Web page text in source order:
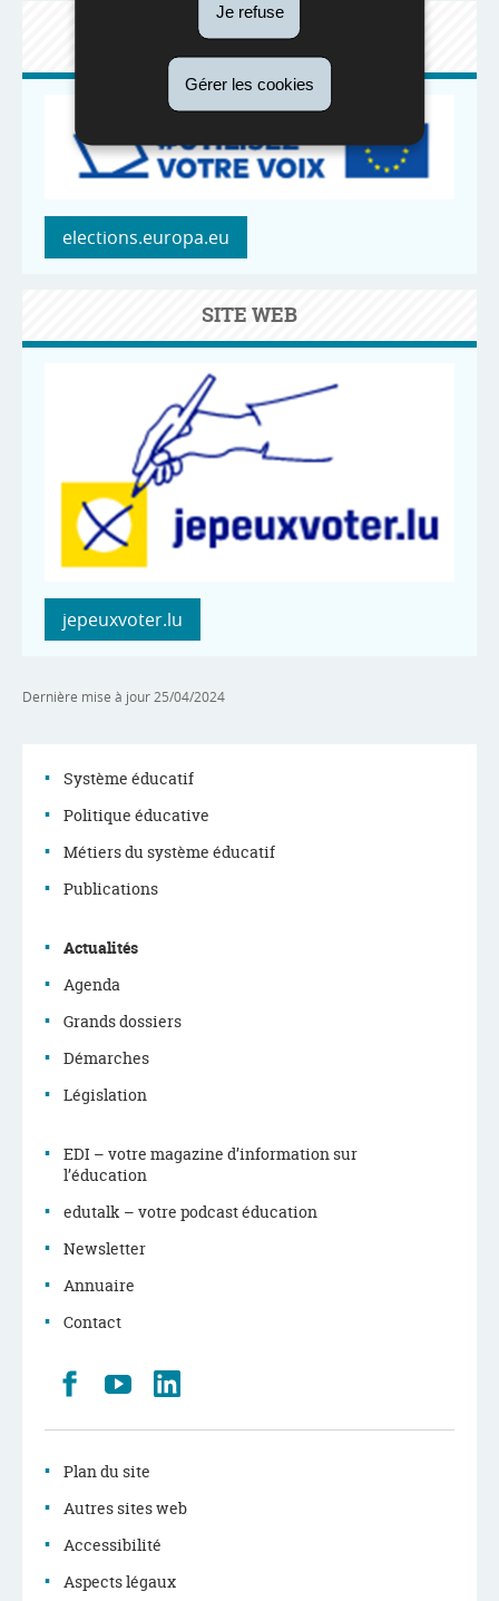
Je refuse
Gérer les cookies
SITE WEB DE LA COMMISSION
EUROPÉENNE
elections.europa.eu
SITE WEB
jepeuxvoter.lu
Dernière mise à jour25/04/2024
Menu
de
navigation
Système éducatif
Politique éducative
Métiers du système éducatif
Publications
Actualités
Agenda
Grands dossiers
Démarches
Législation
EDI – votre magazine d’information sur
l’éducation
edutalk – votre podcast éducation
Newsletter
Annuaire
Contact
Retrouvez
nous
Facebook
Youtube
Plan du site
Autres sites web
Accessibilité
Aspects légaux